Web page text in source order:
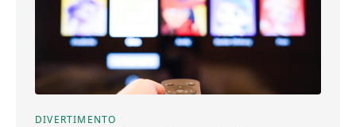
DIVERTIMENTO